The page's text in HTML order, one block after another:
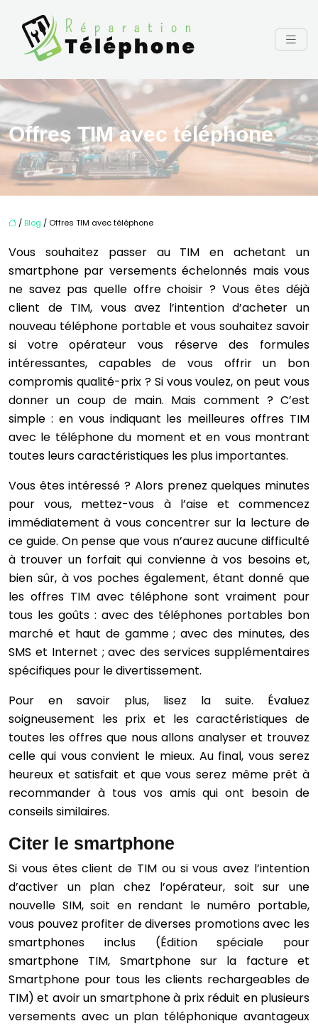
Offres TIM avec téléphone
/ Blog / Offres TIM avec téléphone
Vous souhaitez passer au TIM en achetant un
smartphone par versements échelonnés mais vous
ne savez pas quelle offre choisir ? Vous êtes déjà
client de TIM, vous avez l’intention d’acheter un
nouveau téléphone portable et vous souhaitez savoir
si votre opérateur vous réserve des formules
intéressantes, capables de vous offrir un bon
compromis qualité-prix ? Si vous voulez, on peut vous
donner un coup de main. Mais comment ? C’est
simple : en vous indiquant les meilleures offres TIM
avec le téléphone du moment et en vous montrant
toutes leurs caractéristiques les plus importantes.
Vous êtes intéressé ? Alors prenez quelques minutes
pour vous, mettez-vous à l’aise et commencez
immédiatement à vous concentrer sur la lecture de
ce guide. On pense que vous n’aurez aucune difficulté
à trouver un forfait qui convienne à vos besoins et,
bien sûr, à vos poches également, étant donné que
les offres TIM avec téléphone sont vraiment pour
tous les goûts : avec des téléphones portables bon
marché et haut de gamme ; avec des minutes, des
SMS et Internet ; avec des services supplémentaires
spécifiques pour le divertissement.
Pour en savoir plus, lisez la suite. Évaluez
soigneusement les prix et les caractéristiques de
toutes les offres que nous allons analyser et trouvez
celle qui vous convient le mieux. Au final, vous serez
heureux et satisfait et que vous serez même prêt à
recommander à tous vos amis qui ont besoin de
conseils similaires.
Citer le smartphone
Si vous êtes client de TIM ou si vous avez l’intention
d’activer un plan chez l’opérateur, soit sur une
nouvelle SIM, soit en rendant le numéro portable,
vous pouvez profiter de diverses promotions avec les
smartphones inclus (Édition spéciale pour
smartphone TIM, Smartphone sur la facture et
Smartphone pour tous les clients rechargeables de
TIM) et avoir un smartphone à prix réduit en plusieurs
versements avec un plan téléphonique avantageux